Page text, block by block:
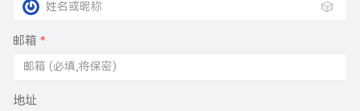
🎲
邮箱 *
地址